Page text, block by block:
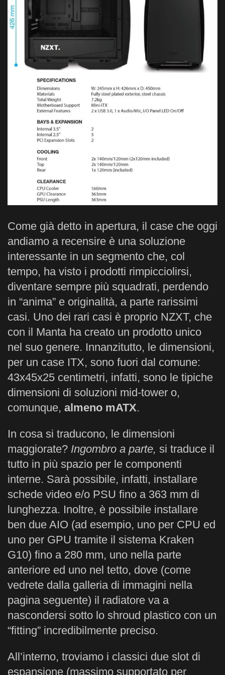
Come già detto in apertura, il case che oggi
andiamo a recensire è una soluzione
interessante in un segmento che, col
tempo, ha visto i prodotti rimpicciolirsi,
diventare sempre più squadrati, perdendo
in “anima” e originalità, a parte rarissimi
casi. Uno dei rari casi è proprio NZXT, che
con il Manta ha creato un prodotto unico
nel suo genere. Innanzitutto, le dimensioni,
per un case ITX, sono fuori dal comune:
43x45x25 centimetri, infatti, sono le tipiche
dimensioni di soluzioni mid-tower o,
comunque, almeno mATX.
In cosa si traducono, le dimensioni
maggiorate? Ingombro a parte, si traduce il
tutto in più spazio per le componenti
interne. Sarà possibile, infatti, installare
schede video e/o PSU fino a 363 mm di
lunghezza. Inoltre, è possibile installare
ben due AIO (ad esempio, uno per CPU ed
uno per GPU tramite il sistema Kraken
G10) fino a 280 mm, uno nella parte
anteriore ed uno nel tetto, dove (come
vedrete dalla galleria di immagini nella
pagina seguente) il radiatore va a
nascondersi sotto lo shroud plastico con un
“fitting” incredibilmente preciso.
All’interno, troviamo i classici due slot di
espansione (massimo supportato per